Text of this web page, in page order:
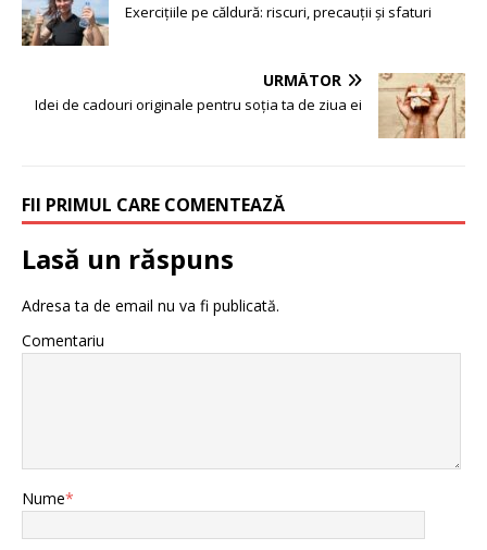
Exercițiile pe căldură: riscuri, precauții și sfaturi
URMĂTOR
Idei de cadouri originale pentru soția ta de ziua ei
FII PRIMUL CARE COMENTEAZĂ
Lasă un răspuns
Adresa ta de email nu va fi publicată.
Comentariu
Nume*